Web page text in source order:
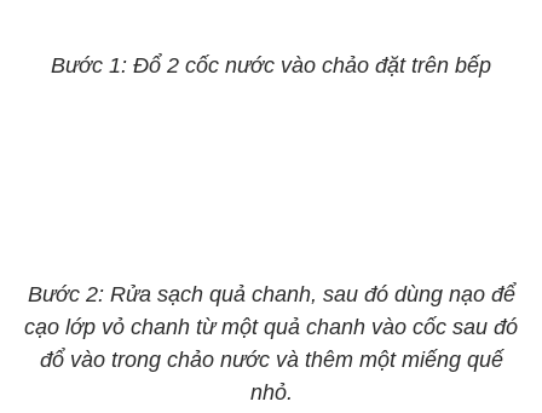
Bước 1: Đổ 2 cốc nước vào chảo đặt trên bếp
Bước 2: Rửa sạch quả chanh, sau đó dùng nạo để
cạo lớp vỏ chanh từ một quả chanh vào cốc sau đó
đổ vào trong chảo nước và thêm một miếng quế
nhỏ.